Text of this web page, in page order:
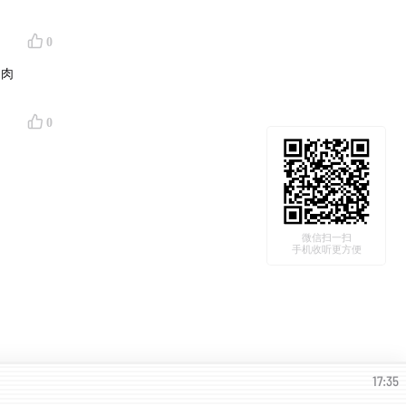
0
0
微信扫一扫
手机收听更方便
17:35